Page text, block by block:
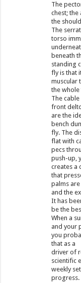
The
chest;
the
The
torso
beneath
standing
fly is that
muscular
the
The
front
are the
bench
fly. The
flat with
pecs
push-up,
creates a
that
palms
and the
It has
be the
When a
and your
you
that as a
driver of
scientific
weekly
progress.